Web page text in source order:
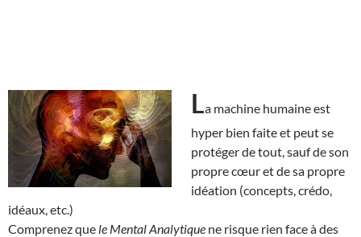
La machine humaine est
hyper bien faite et peut se
protéger de tout, sauf de son
propre cœur et de sa propre
idéation (concepts, crédo,
idéaux, etc.)
Comprenez que le Mental Analytique ne risque rien face à des